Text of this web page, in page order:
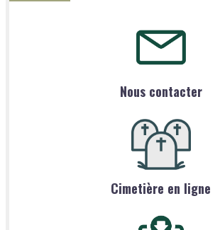
Nous contacter
Cimetière en ligne